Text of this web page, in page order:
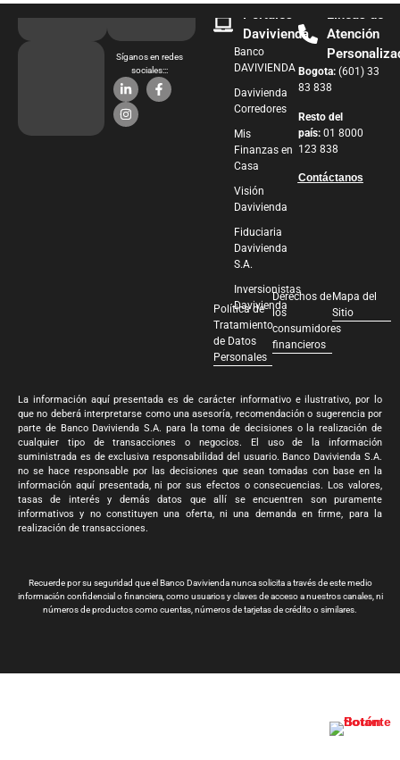
Síganos en redes
sociales:::
Portales
Davivienda
Banco
DAVIVIENDA
Davivienda
Corredores
Mis
Finanzas en
Casa
Visión
Davivienda
Fiduciaria
Davivienda
S.A.
Inversionistas
Davivienda
Líneas de
Atención
Bogota: (601) 33
83 838
Resto del
país: 01 8000
123 838
Contáctanos
Política de
Tratamiento
de Datos
Personales
Derechos de
los
consumidores
financieros
Mapa del
Sitio
La información aquí presentada es de carácter informativo e ilustrativo, por lo
que no deberá interpretarse como una asesoría, recomendación o sugerencia por
parte de Banco Davivienda S.A. para la toma de decisiones o la realización de
cualquier tipo de transacciones o negocios. El uso de la información
suministrada es de exclusiva responsabilidad del usuario. Banco Davivienda S.A.
no se hace responsable por las decisiones que sean tomadas con base en la
información aquí presentada, ni por sus efectos o consecuencias. Los valores,
tasas de interés y demás datos que allí se encuentren son puramente
informativos y no constituyen una oferta, ni una demanda en firme, para la
realización de transacciones.
Recuerde por su seguridad que el Banco Davivienda nunca solicita a través de este medio
información confidencial o financiera, como usuarios y claves de acceso a nuestros canales, ni
números de productos como cuentas, números de tarjetas de crédito o similares.